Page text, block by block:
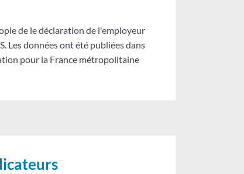
de le déclaration de l'employeur
Les données ont été publiées dans
pour la France métropolitaine